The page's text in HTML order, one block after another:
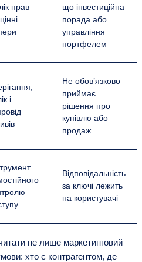
прав
що інвестиційна
порада або
управління
портфелем
і
Не обов’язково
приймає
рішення про
купівлю або
продаж
Відповідальність
за ключі лежить
на користувачі
не лише маркетинговий
хто є контрагентом, де